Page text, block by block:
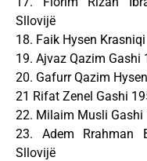
Sllovijë
18. Faik Hysen
19. Ajvaz Qazim
20. Gafurr Qazim
21 Rifat Zenel Gashi
22. Milaim Musli
23. Adem Rrahman
Sllovijë